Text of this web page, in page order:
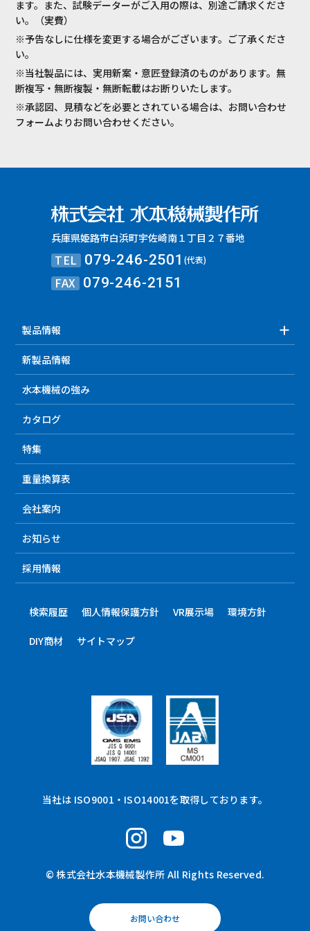
お問い合わせ
ます。また、試験データーがご入用の際は、別途ご請求くださ
い。（実費）
※予告なしに仕様を変更する場合がございます。ご了承くださ
い。
※当社製品には、実用新案・意匠登録済のものがあります。無
断複写・無断複製・無断転載はお断りいたします。
※承認図、見積などを必要とされている場合は、お問い合わせ
フォームよりお問い合わせください。
兵庫県姫路市白浜町宇佐崎南１丁目２７番地
TEL 079-246-2501(代表)
FAX 079-246-2151
製品情報
新製品情報
水本機械の強み
カタログ
特集
重量換算表
会社案内
お知らせ
採用情報
検索履歴 個人情報保護方針 VR展示場 環境方針
DIY商材 サイトマップ
当社は ISO9001・ISO14001を取得しております。
© 株式会社水本機械製作所 All Rights Reserved.